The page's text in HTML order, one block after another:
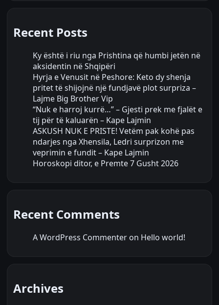
Recent Posts
Ky është i riu nga Prishtina që humbi jetën në
aksidentin në Shqipëri
Hyrja e Venusit në Peshore: Keto dy shenja
pritet të shijojnë një fundjavë plot surpriza –
Lajme Big Brother Vip
“Nuk e harroj kurrë…” – Gjesti prek me fjalët e
tij për të kaluarën – Kape Lajmin
ASKUSH NUK E PRISTE! Vetëm pak kohë pas
ndarjes nga Xhensila, Ledri surprizon me
veprimin e fundit – Kape Lajmin
Horoskopi ditor, e Premte 7 Gusht 2026
Recent Comments
A WordPress Commenter on Hello world!
Archives